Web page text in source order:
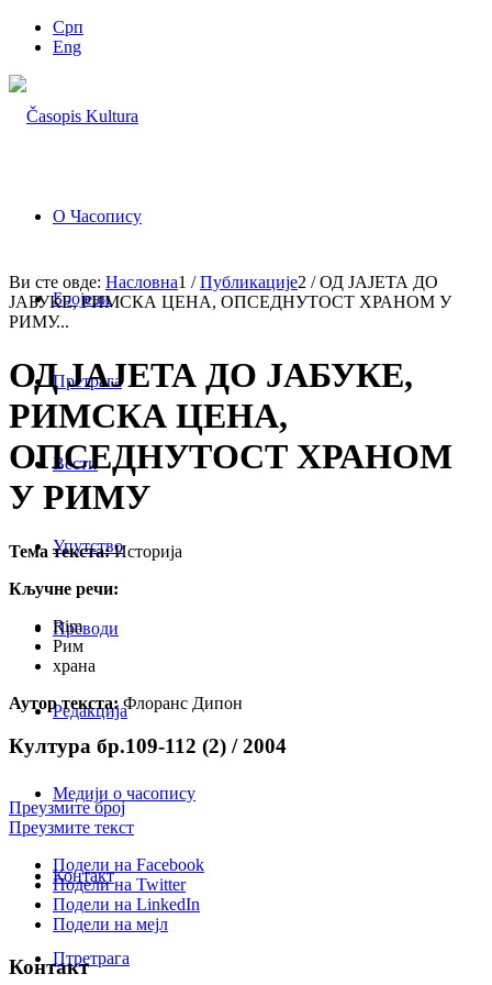
Срп
Eng
О Часопису
Бројеви
Претрага
Вести
Упутство
Преводи
Редакција
Медији о часопису
Контакт
Птретрага
Ви сте овде: Насловна1 / Публикације2 / ОД ЈАЈЕТА ДО
ЈАБУКЕ, РИМСКА ЦЕНА, ОПСЕДНУТОСТ ХРАНОМ У
РИМУ...
ОД ЈАЈЕТА ДО ЈАБУКЕ,
РИМСКА ЦЕНА,
ОПСЕДНУТОСТ ХРАНОМ
У РИМУ
Тема текста:Историја
Кључне речи:
Rim
Рим
храна
Аутор текста: Флоранс Дипон
Култура бр.109-112 (2) / 2004
Преузмите број
Преузмите текст
Подели на Facebook
Подели на Twitter
Подели на LinkedIn
Подели на мејл
Контакт